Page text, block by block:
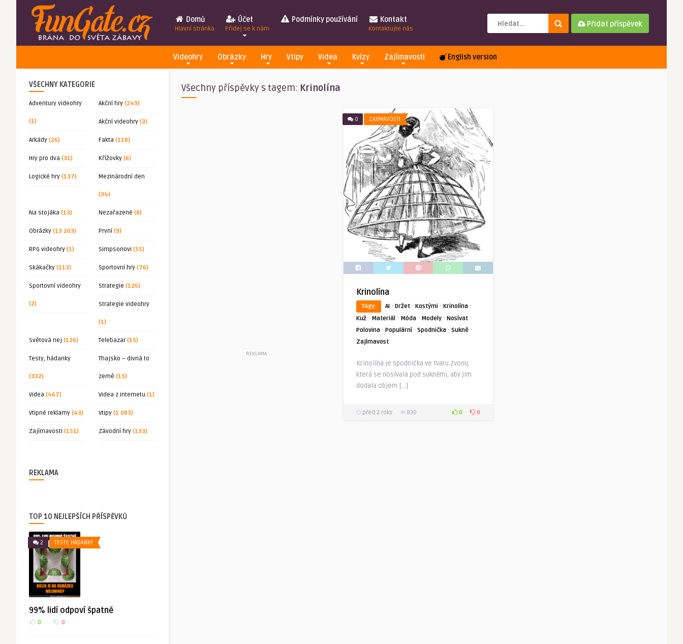
Domů
Hlavní stránka
Účet
Přidej se k nám
Podmínky používání Kontakt
Kontaktujte nás
Přidat příspěvek
Videohry Obrázky Hry Vtipy Videa Kvízy Zajímavosti English version
VŠECHNY KATEGORIE
Adventury videohry
(1)
Akční hry (249)
Akční videohry (3)
Arkády (26) Fakta (118)
Hry pro dva (31) Křížovky (6)
Logické hry (137) Mezinárodní den
(34)
Na stojáka (13) Nezařazené (8)
Obrázky (13 203) První (9)
RPG videohry (1) Simpsonovi (55)
Skákačky (113) Sportovní hry (76)
Sportovní videohry
(2)
Strategie (126)
Strategie videohry
(1)
Světová nej (126) Telebazar(15)
Testy, hádanky
(332)
Thajsko – divná to
země (15)
Videa (467) Videa z internetu (1)
Vtipné reklamy (43) Vtipy (1 083)
Zajímavosti (151) Závodní hry (133)
REKLAMA
TOP 10 NEJLEPŠÍCH PŘÍSPĚVKŮ
2 TESTY, HÁDANKY
99% lidí odpoví špatně
0 0
Všechny příspěvky s tagem: Krinolína
REKLAMA
0 ZAJÍMAVOSTI
Krinolína
Tagy: AI · Držet · Kostými · Krinolína ·
Kuž · Materiál · Móda · Modely · Nosívat ·
Polovina · Populární· Spodnička · Sukně ·
Zajímavost
Krinolína je spodnička ve tvaru zvonu,
která se nosívala pod sukněmi, aby jim
dodala objem […]
před 2 roky 830 0 0